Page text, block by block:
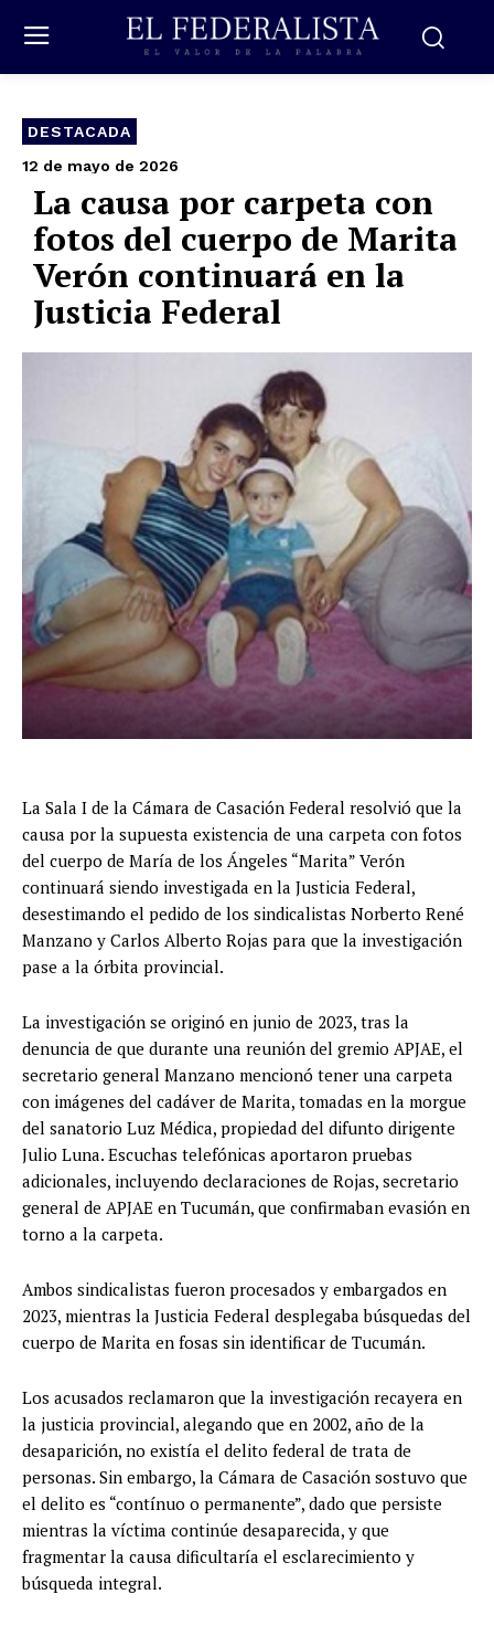
DESTACADA
12 de mayo de 2026
La causa por carpeta con
fotos del cuerpo de Marita
Verón continuará en la
Justicia Federal
La Sala I de la Cámara de Casación Federal resolvió que la
causa por la supuesta existencia de una carpeta con fotos
del cuerpo de María de los Ángeles “Marita” Verón
continuará siendo investigada en la Justicia Federal,
desestimando el pedido de los sindicalistas Norberto René
Manzano y Carlos Alberto Rojas para que la investigación
pase a la órbita provincial.
La investigación se originó en junio de 2023, tras la
denuncia de que durante una reunión del gremio APJAE, el
secretario general Manzano mencionó tener una carpeta
con imágenes del cadáver de Marita, tomadas en la morgue
del sanatorio Luz Médica, propiedad del difunto dirigente
Julio Luna. Escuchas telefónicas aportaron pruebas
adicionales, incluyendo declaraciones de Rojas, secretario
general de APJAE en Tucumán, que confirmaban evasión en
torno a la carpeta.
Ambos sindicalistas fueron procesados y embargados en
2023, mientras la Justicia Federal desplegaba búsquedas del
cuerpo de Marita en fosas sin identificar de Tucumán.
Los acusados reclamaron que la investigación recayera en
la justicia provincial, alegando que en 2002, año de la
desaparición, no existía el delito federal de trata de
personas. Sin embargo, la Cámara de Casación sostuvo que
el delito es “contínuo o permanente”, dado que persiste
mientras la víctima continúe desaparecida, y que
fragmentar la causa dificultaría el esclarecimiento y
búsqueda integral.